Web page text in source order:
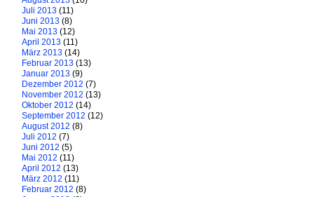
Juli 2013 (11)
Juni 2013 (8)
Mai 2013 (12)
April 2013 (11)
März 2013 (14)
Februar 2013 (13)
Januar 2013 (9)
Dezember 2012 (7)
November 2012 (13)
Oktober 2012 (14)
September 2012 (12)
August 2012 (8)
Juli 2012 (7)
Juni 2012 (5)
Mai 2012 (11)
April 2012 (13)
März 2012 (11)
Februar 2012 (8)